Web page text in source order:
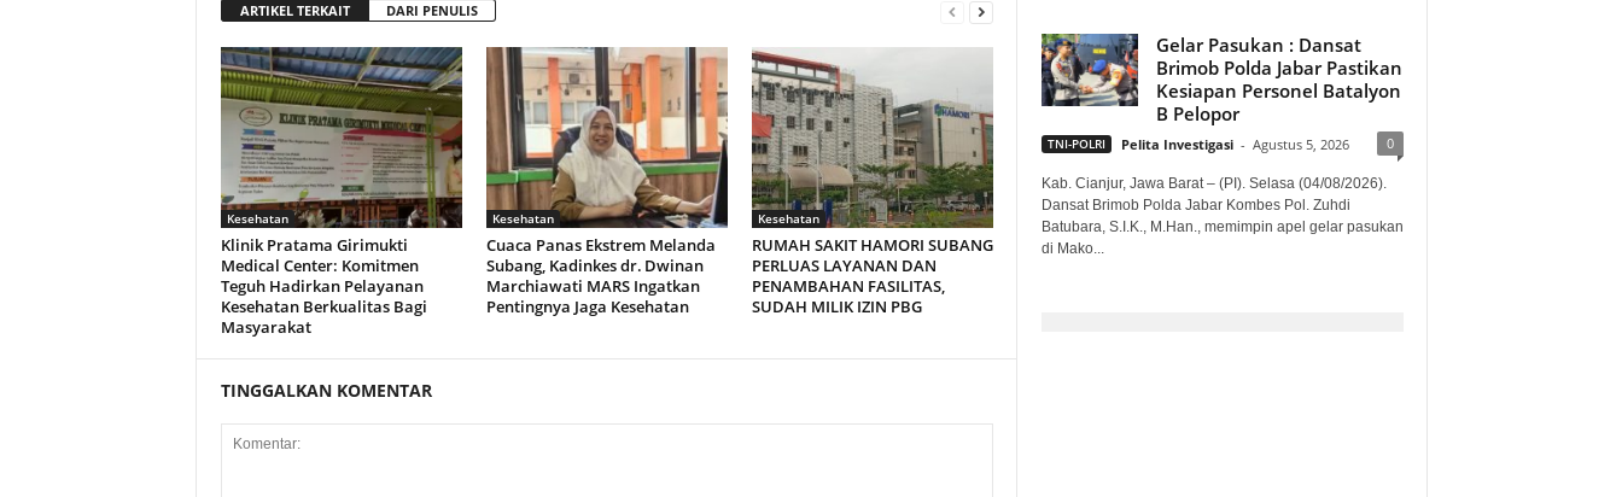
ARTIKEL TERKAIT DARI PENULIS
Kesehatan
Klinik Pratama Girimukti
Medical Center: Komitmen
Teguh Hadirkan Pelayanan
Kesehatan Berkualitas Bagi
Masyarakat
Kesehatan
Cuaca Panas Ekstrem Melanda
Subang, Kadinkes dr. Dwinan
Marchiawati MARS Ingatkan
Pentingnya Jaga Kesehatan
Kesehatan
RUMAH SAKIT HAMORI SUBANG
PERLUAS LAYANAN DAN
PENAMBAHAN FASILITAS,
SUDAH MILIK IZIN PBG
TINGGALKAN KOMENTAR
Gelar Pasukan : Dansat
Brimob Polda Jabar Pastikan
Kesiapan Personel Batalyon
B Pelopor
TNI-POLRI Pelita Investigasi - Agustus 5, 2026 0
Kab. Cianjur, Jawa Barat – (PI). Selasa (04/08/2026).
Dansat Brimob Polda Jabar Kombes Pol. Zuhdi
Batubara, S.I.K., M.Han., memimpin apel gelar pasukan
di Mako...